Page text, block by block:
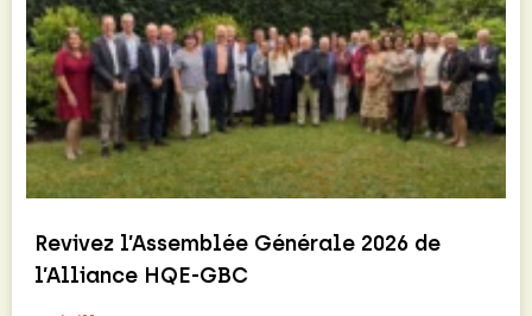
Revivez l’Assemblée Générale 2026 de
l’Alliance HQE-GBC